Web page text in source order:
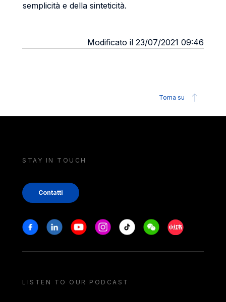
semplicità e della sinteticità.
Modificato il 23/07/2021 09:46
Torna su
STAY IN TOUCH
Contatti
Stay in touch
FacebookLinkedinYoutubeInstagram
Tiktok WeechatXiaohongshu/
LISTEN TO OUR PODCAST